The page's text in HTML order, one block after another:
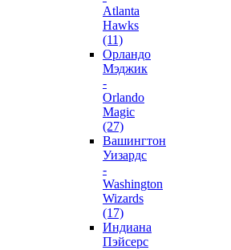
Atlanta
Hawks
(11)
Орландо
Мэджик
-
Orlando
Magic
(27)
Вашингтон
Уизардс
-
Washington
Wizards
(17)
Индиана
Пэйсерс